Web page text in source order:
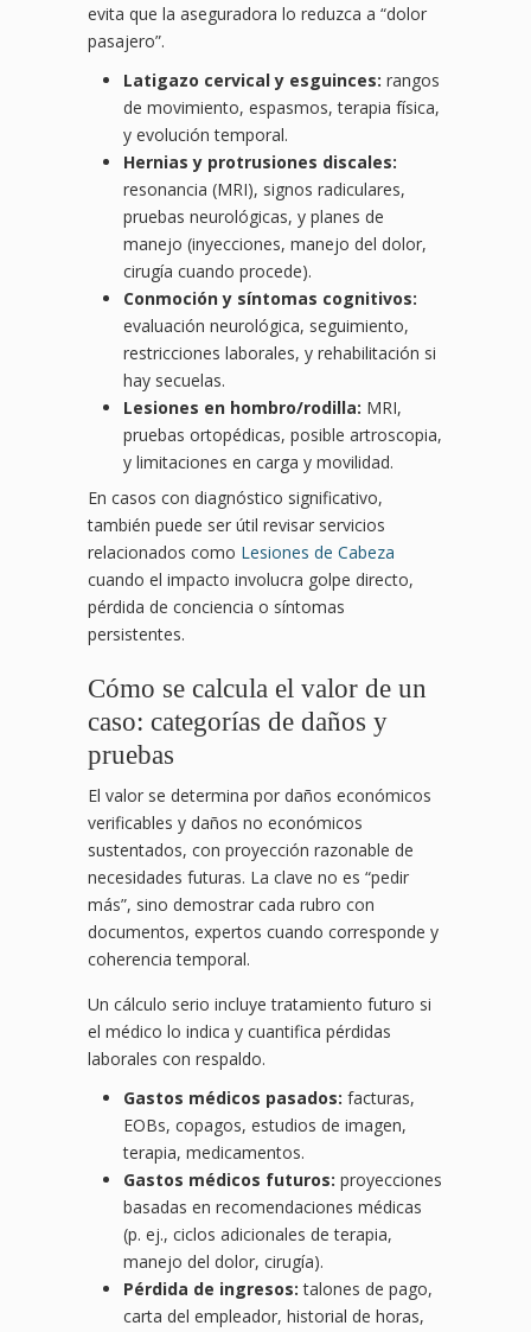
evita que la aseguradora lo reduzca a “dolor
pasajero”.
Latigazo cervical y esguinces: rangos
de movimiento, espasmos, terapia física,
y evolución temporal.
Hernias y protrusiones discales:
resonancia (MRI), signos radiculares,
pruebas neurológicas, y planes de
manejo (inyecciones, manejo del dolor,
cirugía cuando procede).
Conmoción y síntomas cognitivos:
evaluación neurológica, seguimiento,
restricciones laborales, y rehabilitación si
hay secuelas.
Lesiones en hombro/rodilla: MRI,
pruebas ortopédicas, posible artroscopia,
y limitaciones en carga y movilidad.
En casos con diagnóstico significativo,
también puede ser útil revisar servicios
relacionados como Lesiones de Cabeza
cuando el impacto involucra golpe directo,
pérdida de conciencia o síntomas
persistentes.
Cómo se calcula el valor de un
caso: categorías de daños y
pruebas
El valor se determina por daños económicos
verificables y daños no económicos
sustentados, con proyección razonable de
necesidades futuras. La clave no es “pedir
más”, sino demostrar cada rubro con
documentos, expertos cuando corresponde y
coherencia temporal.
Un cálculo serio incluye tratamiento futuro si
el médico lo indica y cuantifica pérdidas
laborales con respaldo.
Gastos médicos pasados: facturas,
EOBs, copagos, estudios de imagen,
terapia, medicamentos.
Gastos médicos futuros: proyecciones
basadas en recomendaciones médicas
(p. ej., ciclos adicionales de terapia,
manejo del dolor, cirugía).
Pérdida de ingresos: talones de pago,
carta del empleador, historial de horas,